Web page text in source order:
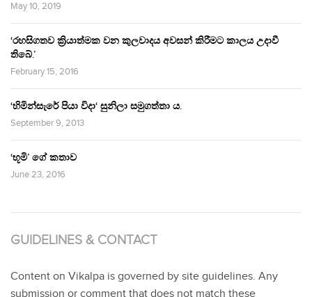
May 10, 2019
‘රහසිගතව ක්‍රියාත්මක වන කුලවාදය අවසන් කිරීමට කාලය උදාවී
තිබේ.’
February 15, 2016
‘හිමින්සැරේ පියා විදා‘ සුනිලා සමුගත්තා ය.
September 9, 2013
‘භූමි’ ගේ කතාව
June 23, 2016
GUIDELINES & CONTACT
Content on Vikalpa is governed by site guidelines. Any
submission or comment that does not match these